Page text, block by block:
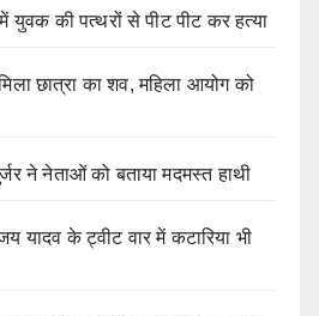
युवक की पत्थरों से पीट पीट कर हत्या
छात्रा का शव, महिला आयोग को
ने नेताओं को बताया मदमस्त हाथी
के ट्वीट वार में कटारिया भी